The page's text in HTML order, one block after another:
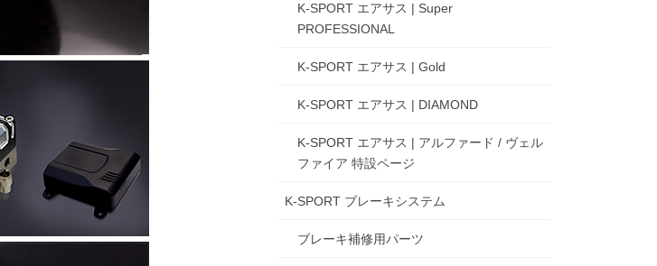
K-SPORT エアサス | Super
PROFESSIONAL
K-SPORT エアサス | Gold
K-SPORT エアサス | DIAMOND
K-SPORT エアサス | アルファード / ヴェル
ファイア 特設ページ
K-SPORT ブレーキシステム
ブレーキ補修用パーツ